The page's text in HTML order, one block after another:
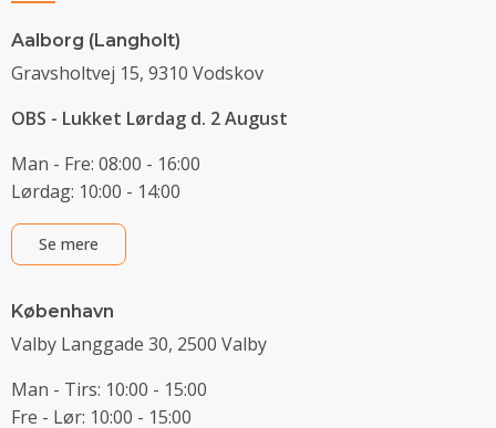
Aalborg (Langholt)
Gravsholtvej 15, 9310 Vodskov
OBS - Lukket Lørdag d. 2 August
Man - Fre: 08:00 - 16:00
Lørdag: 10:00 - 14:00
Se mere
København
Valby Langgade 30, 2500 Valby
Man - Tirs: 10:00 - 15:00
Fre - Lør: 10:00 - 15:00